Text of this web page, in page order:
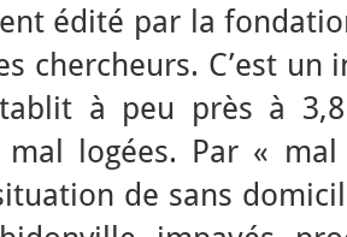
édité par la
chercheurs. C’est
à peu près à
mal logées. Par «
de sans